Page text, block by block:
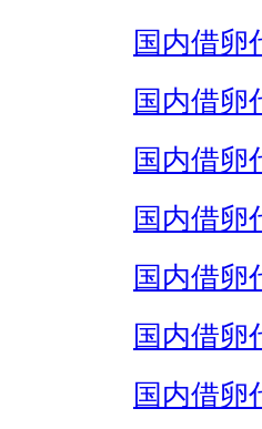
国内借卵
国内借卵
国内借卵
国内借卵
国内借卵
国内借卵
国内借卵